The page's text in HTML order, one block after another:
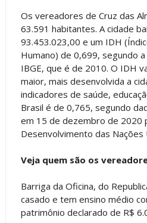
Os vereadores de Cruz das
63.591 habitantes. A cidade
93.453.023,00 e um IDH
Humano) de 0,699, segundo
IBGE, que é de 2010. O IDH
maior, mais desenvolvida a
indicadores de saúde,
Brasil é de 0,765, segundo
em 15 de dezembro de 2020
Desenvolvimento das Nações
Veja quem são os
Barriga da Oficina, do
casado e tem ensino médio
patrimônio declarado de R$